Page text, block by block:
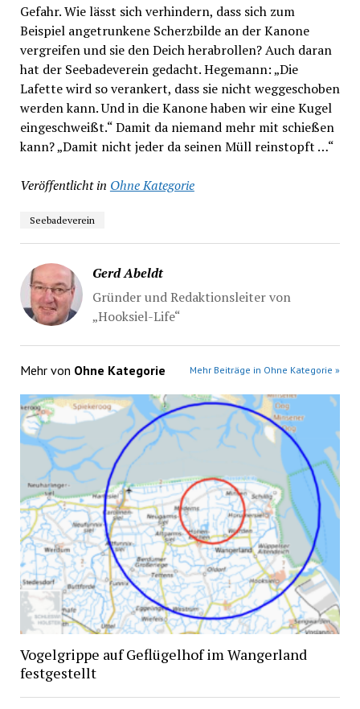
Gefahr. Wie lässt sich verhindern, dass sich zum
Beispiel angetrunkene Scherzbilde an der Kanone
vergreifen und sie den Deich herabrollen? Auch daran
hat der Seebadeverein gedacht. Hegemann: „Die
Lafette wird so verankert, dass sie nicht weggeschoben
werden kann. Und in die Kanone haben wir eine Kugel
eingeschweißt.“ Damit da niemand mehr mit schießen
kann? „Damit nicht jeder da seinen Müll reinstopft …“
Veröffentlicht in Ohne Kategorie
Seebadeverein
Gerd Abeldt
Gründer und Redaktionsleiter von
„Hooksiel-Life“
Mehr von Ohne Kategorie Mehr Beiträge in Ohne Kategorie »
Vogelgrippe auf Geflügelhof im Wangerland
festgestellt